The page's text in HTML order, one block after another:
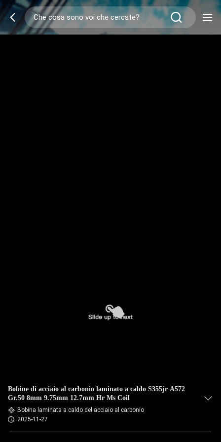
Bobine di acciaio al carbonio laminato a caldo S355jr A572
Gr.50 8mm 9.75mm 12.7mm Hr Ms Coil
Bobina laminata a caldo del acciaio al carbonio
2025-11-27